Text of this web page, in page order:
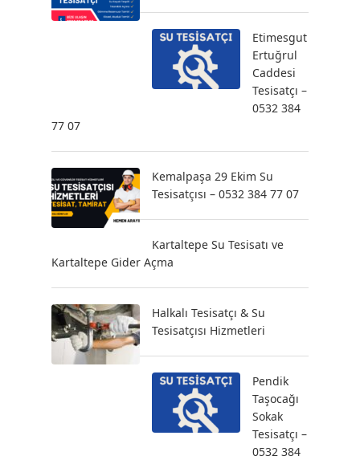
Etimesgut
Ertuğrul
Caddesi
Tesisatçı –
0532 384
77 07
Kemalpaşa 29 Ekim Su
Tesisatçısı – 0532 384 77 07
Kartaltepe Su Tesisatı ve
Kartaltepe Gider Açma
Halkalı Tesisatçı & Su
Tesisatçısı Hizmetleri
Pendik
Taşocağı
Sokak
Tesisatçı –
0532 384